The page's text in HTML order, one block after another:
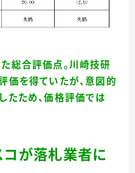
総合評価点。川崎技研
価を得ていたが、意図的
たため、価格評価では
コが落札業者に